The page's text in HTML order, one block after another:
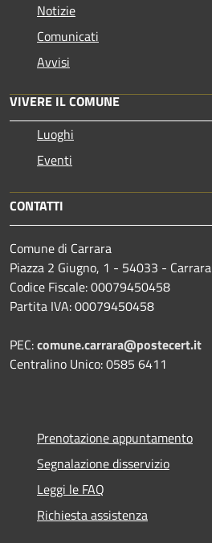
Notizie
Comunicati
Avvisi
VIVERE IL COMUNE
Luoghi
Eventi
CONTATTI
Comune di Carrara
Piazza 2 Giugno, 1 - 54033 - Carrara
Codice Fiscale: 00079450458
Partita IVA: 00079450458
PEC:comune.carrara@postecert.it
Centralino Unico: 0585 6411
Prenotazione appuntamento
Segnalazione disservizio
Leggi le FAQ
Richiesta assistenza